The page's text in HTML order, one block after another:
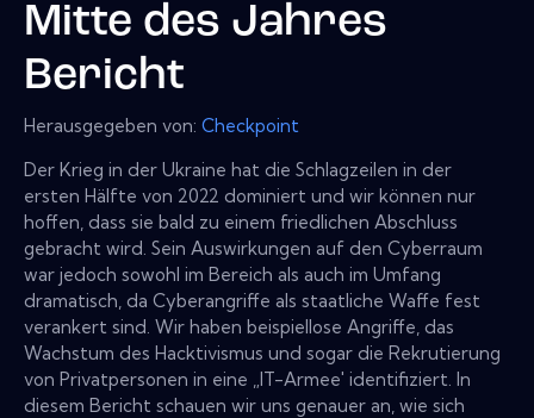
Mitte des Jahres
Bericht
Herausgegeben von: Checkpoint
Der Krieg in der Ukraine hat die Schlagzeilen in der
ersten Hälfte von 2022 dominiert und wir können nur
hoffen, dass sie bald zu einem friedlichen Abschluss
gebracht wird. Sein Auswirkungen auf den Cyberraum
war jedoch sowohl im Bereich als auch im Umfang
dramatisch, da Cyberangriffe als staatliche Waffe fest
verankert sind. Wir haben beispiellose Angriffe, das
Wachstum des Hacktivismus und sogar die Rekrutierung
von Privatpersonen in eine „IT-Armee' identifiziert. In
diesem Bericht schauen wir uns genauer an, wie sich